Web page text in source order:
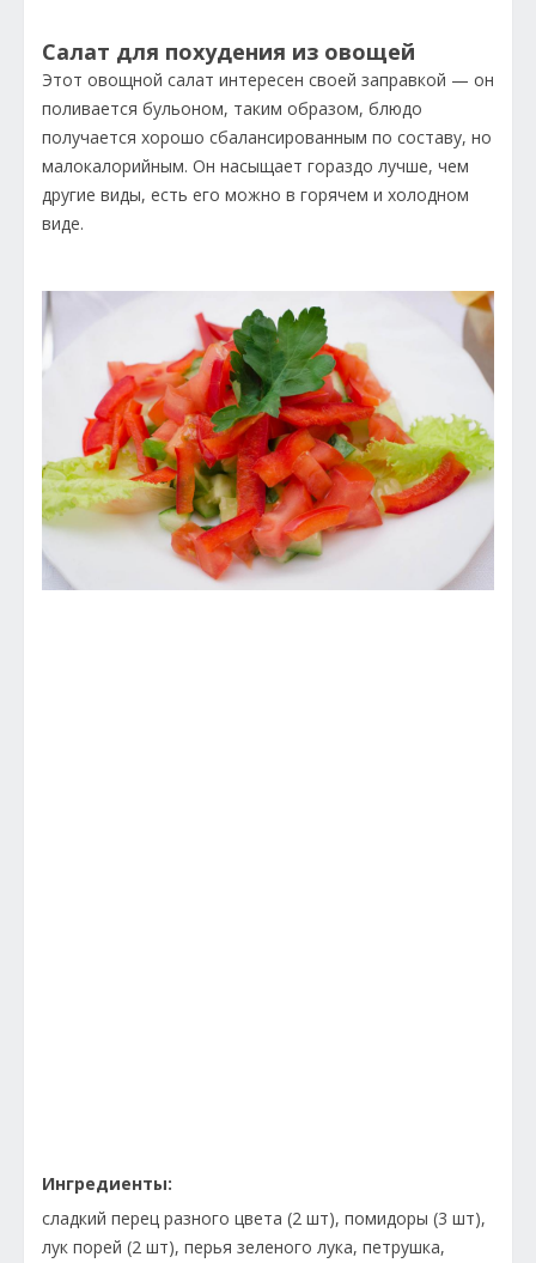
Салат для похудения из овощей
Этот овощной салат интересен своей заправкой — он
поливается бульоном, таким образом, блюдо
получается хорошо сбалансированным по составу, но
малокалорийным. Он насыщает гораздо лучше, чем
другие виды, есть его можно в горячем и холодном
виде.
Ингредиенты:
сладкий перец разного цвета (2 шт), помидоры (3 шт),
лук порей (2 шт), перья зеленого лука, петрушка,